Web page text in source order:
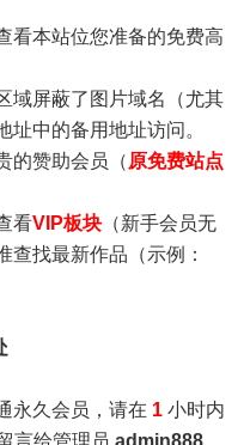
看本站位您准备的免费高
域屏蔽了图片域名（尤其
址中的备用地址访问。
的赞助会员（ 原免费站点
看VIP板块 （新手会员无
查找最新作品（示例：
永久会员，请在 1 小时内
言给管理员 admin888